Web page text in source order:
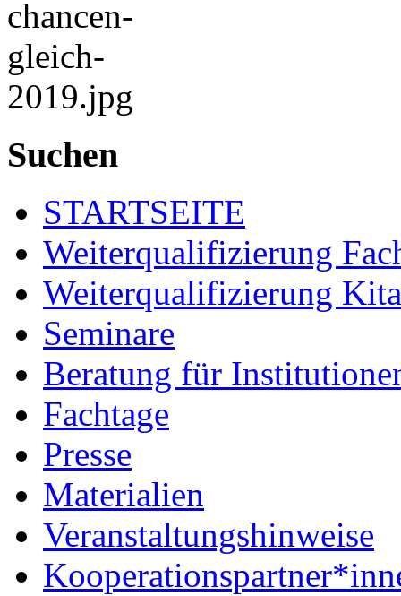
Suchen
STARTSEITE
Weiterqualifizierung
Weiterqualifizierung
Seminare
Beratung für
Fachtage
Presse
Materialien
Veranstaltungshinweise